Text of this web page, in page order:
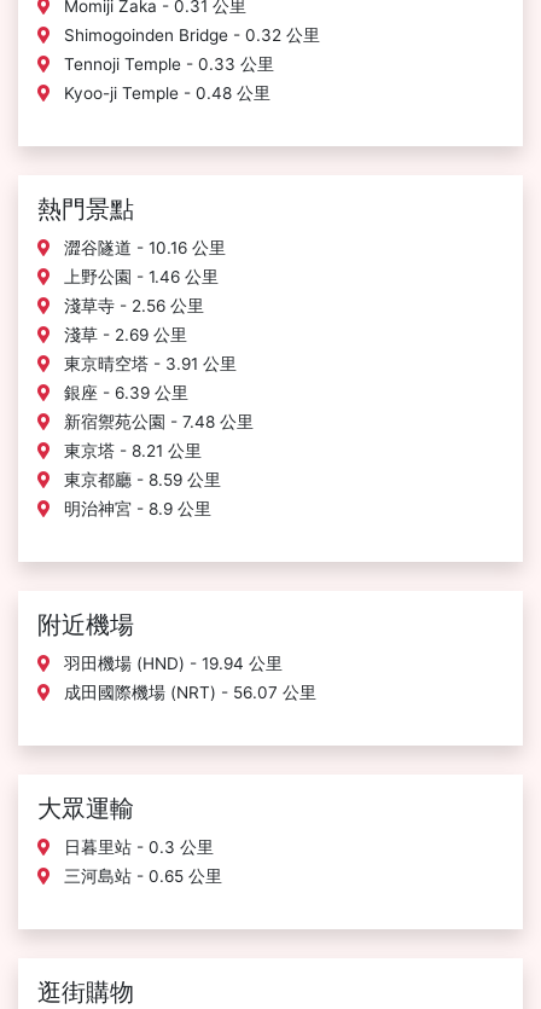
Momiji Zaka - 0.31 公里
Shimogoinden Bridge - 0.32 公里
Tennoji Temple - 0.33 公里
Kyoo-ji Temple - 0.48 公里
熱門景點
澀谷隧道 - 10.16 公里
上野公園 - 1.46 公里
淺草寺 - 2.56 公里
淺草 - 2.69 公里
東京晴空塔 - 3.91 公里
銀座 - 6.39 公里
新宿禦苑公園 - 7.48 公里
東京塔 - 8.21 公里
東京都廳 - 8.59 公里
明治神宮 - 8.9 公里
附近機場
羽田機場 (HND) - 19.94 公里
成田國際機場 (NRT) - 56.07 公里
大眾運輸
日暮里站 - 0.3 公里
三河島站 - 0.65 公里
逛街購物